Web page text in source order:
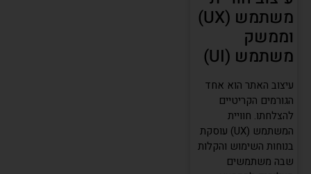
משתמש (UX)
וממשק
משתמש (UI)
עיצוב האתר הוא אחד
הגורמים הקריטיים
להצלחתו. חוויית
המשתמש (UX) עוסקת
בנוחות השימוש והקלות
שבה משתמשים